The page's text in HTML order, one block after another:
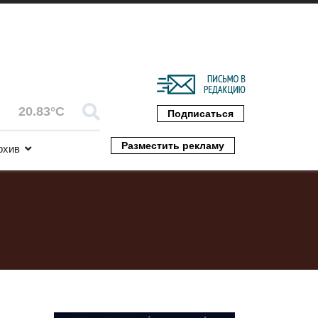
20.83°C Подписаться
Разместить рекламу